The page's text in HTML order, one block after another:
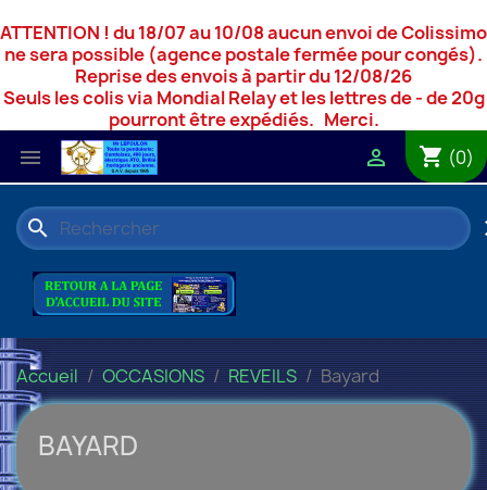
ATTENTION ! du 18/07 au 10/08 aucun envoi de Colissimo
ne sera possible (agence postale fermée pour congés).
Reprise des envois à partir du 12/08/26
Seuls les colis via Mondial Relay et les lettres de - de 20g
pourront être expédiés. Merci.
 shopping_cart (0)

search
Accueil OCCASIONS REVEILS Bayard
BAYARD